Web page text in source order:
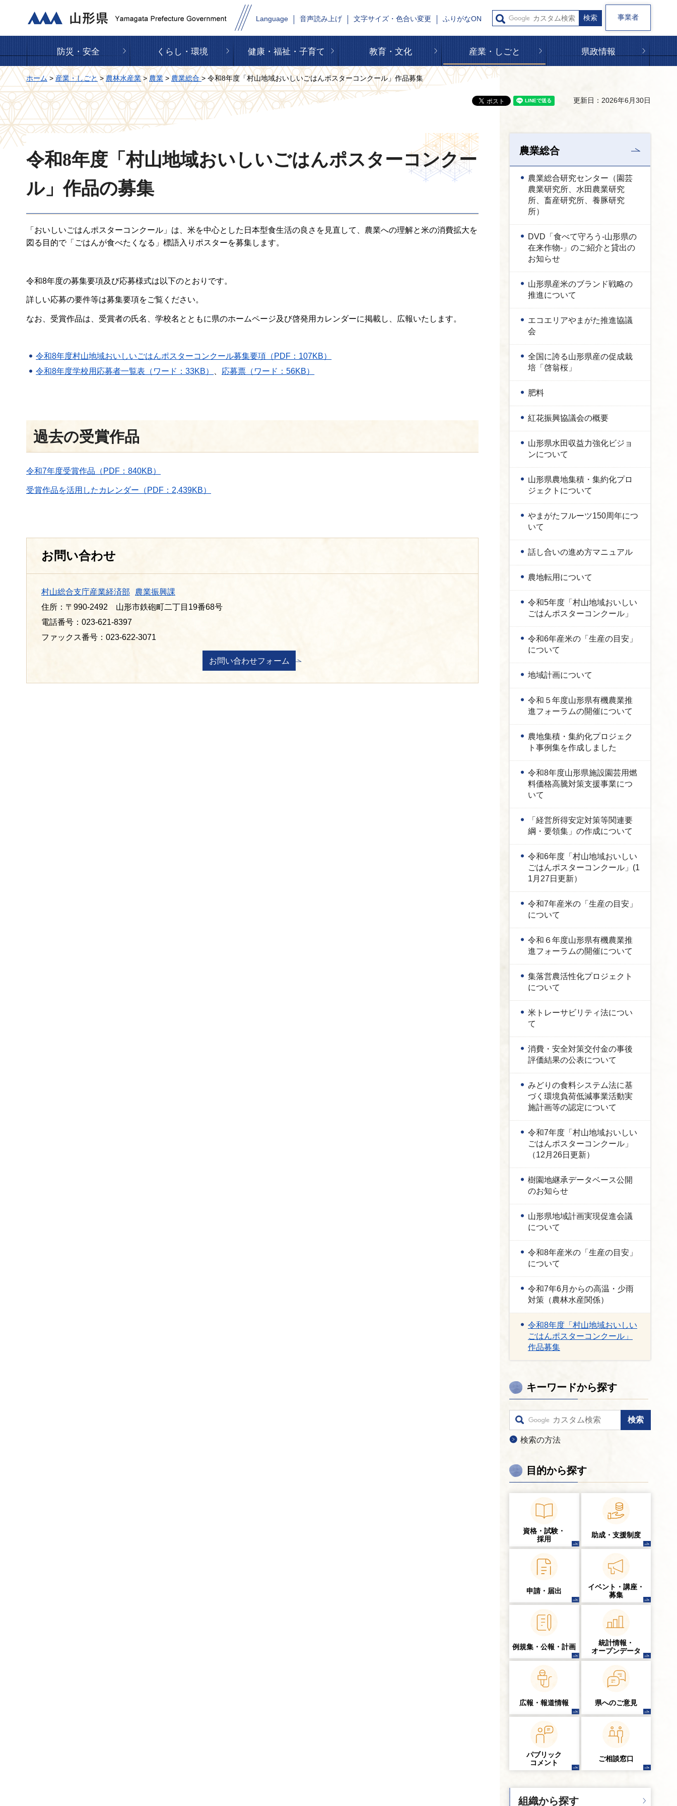
山形県 Language 音声読み上げ 文字サイズ・色合い変更 ふりがなON 事業者
防災・安全 くらし・環境 健康・福祉・子育て 教育・文化 産業・しごと 県政情報
ホーム>産業・しごと >農林水産業> 農業 >農業総合> 令和8年度「村山地域おいしいごはんポスターコンクール」作品募集
更新日：2026年6月30日
令和8年度「村山地域おいしいごはんポスターコンクー
ル」作品の募集
「おいしいごはんポスターコンクール」は、米を中心とした日本型食生活の良さを見直して、農業への理解と米の消費拡大を
図る目的で「ごはんが食べたくなる」標語入りポスターを募集します。
令和8年度の募集要項及び応募様式は以下のとおりです。
詳しい応募の要件等は募集要項をご覧ください。
なお、受賞作品は、受賞者の氏名、学校名とともに県のホームページ及び啓発用カレンダーに掲載し、広報いたします。
令和8年度村山地域おいしいごはんポスターコンクール募集要項（PDF：107KB）
令和8年度学校用応募者一覧表（ワード：33KB）
応募票（ワード：56KB）
過去の受賞作品
令和7年度受賞作品（PDF：840KB）
受賞作品を活用したカレンダー（PDF：2,439KB）
お問い合わせ
村山総合支庁産業経済部
農業振興課
住所：〒990-2492 山形市鉄砲町二丁目19番68号
電話番号：023-621-8397
ファックス番号：023-622-3071
農業総合
農業総合研究センター（園芸
農業研究所、水田農業研究
所、畜産研究所、養豚研究
所）
DVD「食べて守ろう-山形県の
在来作物-」のご紹介と貸出の
お知らせ
山形県産米のブランド戦略の
推進について
エコエリアやまがた推進協議
会
全国に誇る山形県産の促成栽
培「啓翁桜」
肥料
紅花振興協議会の概要
山形県水田収益力強化ビジョ
ンについて
山形県農地集積・集約化プロ
ジェクトについて
やまがたフルーツ150周年につ
いて
話し合いの進め方マニュアル
農地転用について
令和5年度「村山地域おいしい
ごはんポスターコンクール」
令和6年産米の「生産の目安」
について
地域計画について
令和５年度山形県有機農業推
進フォーラムの開催について
農地集積・集約化プロジェク
ト事例集を作成しました
令和8年度山形県施設園芸用燃
料価格高騰対策支援事業につ
いて
「経営所得安定対策等関連要
綱・要領集」の作成について
令和6年度「村山地域おいしい
ごはんポスターコンクール」(1
1月27日更新）
令和7年産米の「生産の目安」
について
令和６年度山形県有機農業推
進フォーラムの開催について
集落営農活性化プロジェクト
について
米トレーサビリティ法につい
て
消費・安全対策交付金の事後
評価結果の公表について
みどりの食料システム法に基
づく環境負荷低減事業活動実
施計画等の認定について
令和7年度「村山地域おいしい
ごはんポスターコンクール」
（12月26日更新）
樹園地継承データベース公開
のお知らせ
山形県地域計画実現促進会議
について
令和8年産米の「生産の目安」
について
令和7年6月からの高温・少雨
対策（農林水産関係）
令和8年度「村山地域おいしい
ごはんポスターコンクール」
作品募集
キーワードから探す
検索の方法
目的から探す
資格・試験・
採用
助成・支援制度
申請・届出
イベント・講座・
募集
例規集・公報・計画
統計情報・
オープンデータ
広報・報道情報 県へのご意見
パブリック
コメント
ご相談窓口
組織から探す